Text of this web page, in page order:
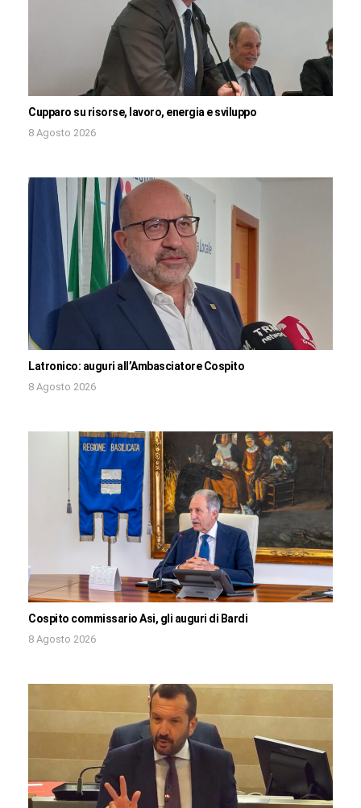
Cupparo su risorse, lavoro, energia e sviluppo
8 Agosto 2026
Latronico: auguri all’Ambasciatore Cospito
8 Agosto 2026
Cospito commissario Asi, gli auguri di Bardi
8 Agosto 2026